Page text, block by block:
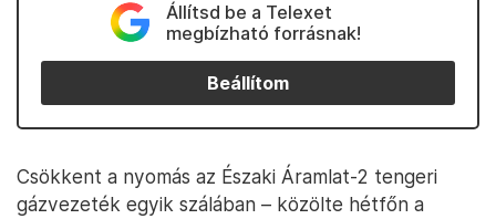
Állítsd be a Telexet
megbízható forrásnak!
Beállítom
Csökkent a nyomás az Északi Áramlat-2 tengeri
gázvezeték egyik szálában – közölte hétfőn a